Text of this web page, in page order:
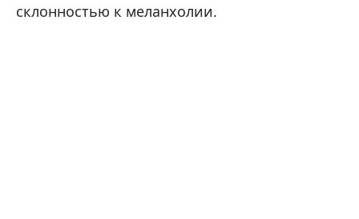
склонностью к меланхолии.